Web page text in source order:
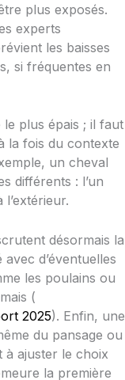
plus exposés.
experts
les baisses
si fréquentes en
plus épais ; il faut
la fois du contexte
un cheval
différents : l’un
désormais la
d’éventuelles
les poulains ou
(
2025). Enfin, une
du pansage ou
à ajuster le choix
la première